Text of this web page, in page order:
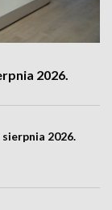
2026.
sierpnia 2026.